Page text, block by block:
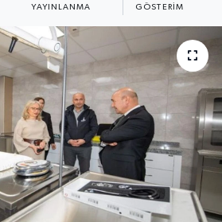
YAYINLANMA GÖSTERIM